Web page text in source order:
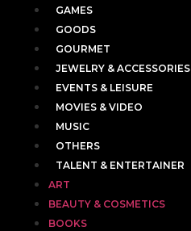
GAMES
GOODS
GOURMET
JEWELRY & ACCESSORIES
EVENTS & LEISURE
MOVIES & VIDEO
MUSIC
OTHERS
TALENT & ENTERTAINER
ART
BEAUTY & COSMETICS
BOOKS